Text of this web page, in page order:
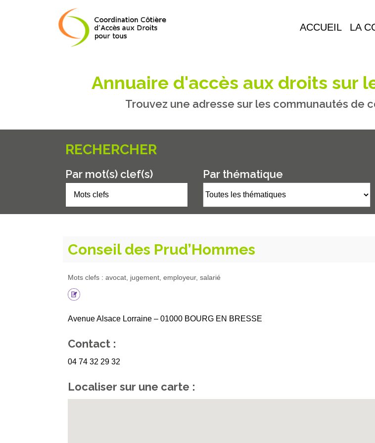
ACCUEIL LA
Annuaire d'accès aux droits sur
Trouvez une adresse sur les communautés de
RECHERCHER
Par mot(s) clef(s) Par thématique
Conseil des Prud’Hommes
Mots clefs : avocat, jugement, employeur, salarié
Avenue Alsace Lorraine – 01000 BOURG EN BRESSE
Contact :
04 74 32 29 32
Localiser sur une carte :